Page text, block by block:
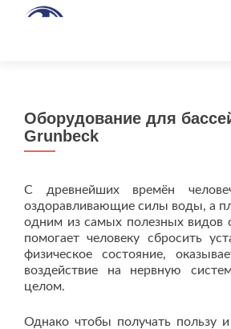
Оборудование для
Grunbeck
C древнейших времён
оздоравливающие силы воды, а
одним из самых полезных видов
помогает человеку сбросить
физическое состояние,
воздействие на нервную
целом.
Однако чтобы получать пользу